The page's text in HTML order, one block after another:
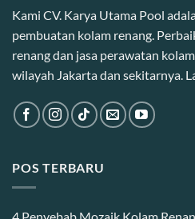
Kami CV. Karya Utama Pool
pembuatan kolam renang.
renang dan jasa perawatan
wilayah Jakarta dan sekitarnya.
POS TERBARU